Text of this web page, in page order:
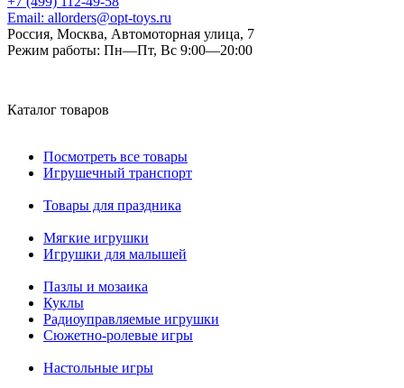
Email: allorders@opt-toys.ru
Россия, Москва, Автомоторная улица, 7
Режим работы: Пн—Пт, Вс 9:00—20:00
Каталог товаров
Посмотреть все товары
Игрушечный транспорт
Товары для праздника
Мягкие игрушки
Игрушки для малышей
Пазлы и мозаика
Куклы
Радиоуправляемые игрушки
Сюжетно-ролевые игры
Настольные игры